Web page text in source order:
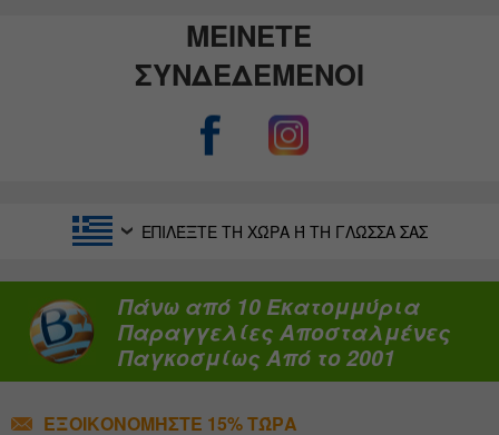
ΜΕΙΝΕΤΕ
ΣΥΝΔΕΔΕΜΕΝΟΙ
ΕΠΙΛΈΞΤΕ ΤΗ ΧΏΡΑ Ή ΤΗ ΓΛΏΣΣΑ ΣΑΣ
Πάνω από 10 Εκατομμύρια
Παραγγελίες Αποσταλμένες
Παγκοσμίως Από το 2001
ΕΞΟΙΚΟΝΟΜΉΣΤΕ 15% ΤΏΡΑ